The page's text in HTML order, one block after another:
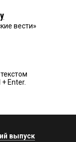
вести»
Enter.
выпуск